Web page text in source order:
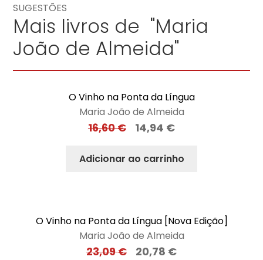
SUGESTÕES
Mais livros de "Maria
João de Almeida"
O Vinho na Ponta da Língua
Maria João de Almeida
16,60€ 14,94 €
Adicionar ao carrinho
O Vinho na Ponta da Língua [Nova Edição]
Maria João de Almeida
23,09€ 20,78 €